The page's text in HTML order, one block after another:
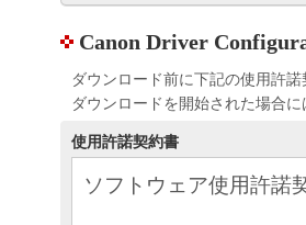
Canon Driver
ダウンロード前に下記の使用許
ダウンロードを開始された場合
使用許諾契約書
ソフトウェア使用許諾